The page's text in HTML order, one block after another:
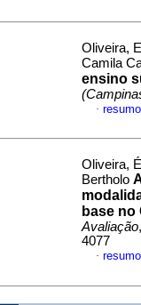
Oliveira,
Camila
ensino
·
Oliveira,
Bertholo
base no
Avaliação
4077
·